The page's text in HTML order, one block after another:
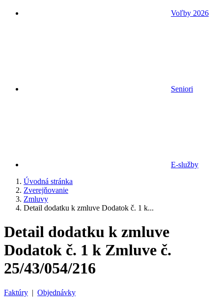
Voľby 2026
Seniori
E-služby
Úvodná stránka
Zverejňovanie
Zmluvy
Detail dodatku k zmluve Dodatok č. 1 k...
Detail dodatku k zmluve
Dodatok č. 1 k Zmluve č.
25/43/054/216
Faktúry | Objednávky